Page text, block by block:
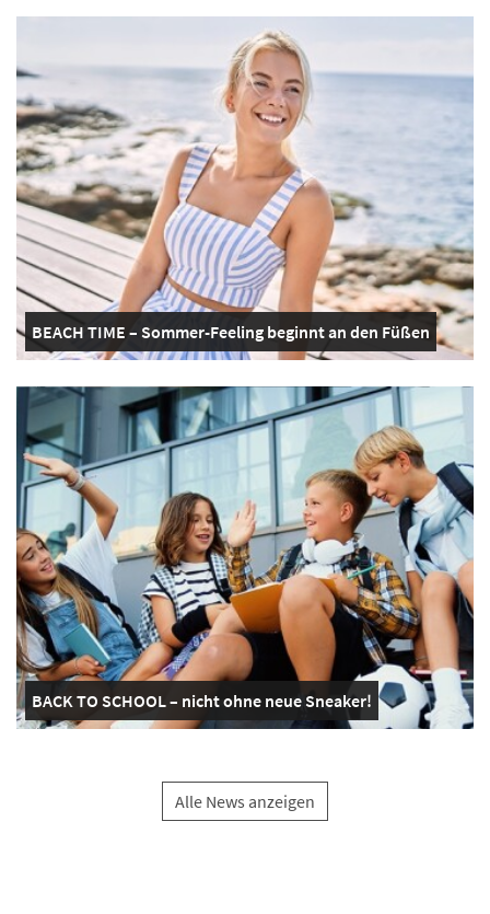
BEACH TIME – Sommer-Feeling beginnt an den Füßen
BACK TO SCHOOL – nicht ohne neue Sneaker!
Alle News anzeigen